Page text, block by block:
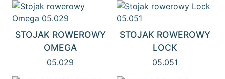
STOJAK ROWEROWY
OMEGA
05.029
STOJAK ROWEROWY
LOCK
05.051